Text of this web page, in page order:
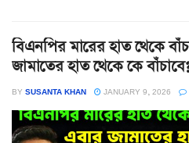
বিএনপির মারের হাত থেকে
জামাতের হাত থেকে কে
BY SUSANTA KHAN JANUARY 9, 2026